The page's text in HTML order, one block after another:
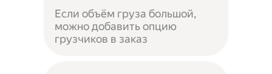
Если объём груза большой,
можно добавить опцию
грузчиков в заказ